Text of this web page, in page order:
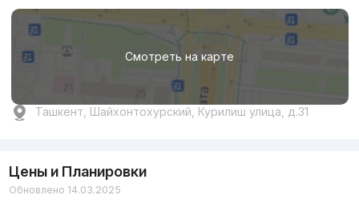
Смотреть на карте
Ташкент, Шайхонтохурский, Курилиш улица, д.31
Цены и Планировки
Обновлено 14.03.2025